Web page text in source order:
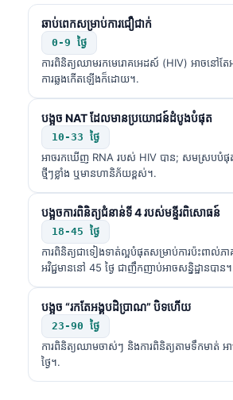
ឆាប់ពេកសម្រាប់ការជឿជាក់
0-9 ថ្ងៃ
ការពិនិត្យឈាមរកមេរោគអេដស៍ (HIV) អាចនៅតែអ
ការឆ្លងកើតឡើងក៏ដោយ។.
បង្អួច NAT ដែលមានប្រយោជន៍ដំបូងបំផុត
10-33 ថ្ងៃ
អាចរកឃើញ RNA របស់ HIV បាន; សមស្របបំផុត
ថ្មីៗខ្លាំង ឬមានហានិភ័យខ្ពស់។.
បង្អួចការពិនិត្យជំនាន់ទី 4 របស់មន្ទីរពិសោធន៍
18-45 ថ្ងៃ
ការពិនិត្យជាទៀងទាត់ល្អបំផុតសម្រាប់ការប៉ះពាល់ភ
អវិជ្ជមាននៅ 45 ថ្ងៃ ជាញឹកញាប់អាចសន្និដ្ឋានបាន
បង្អួច “រកតែអង្គបដិប្រាណ” បិទហើយ
23-90 ថ្ងៃ
ការពិនិត្យឈាមចាស់ៗ និងការពិនិត្យតាមទឹកមាត់ អ
ថ្ងៃ។.